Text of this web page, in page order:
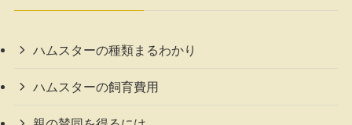
ハムスターの種類まるわかり
ハムスターの飼育費用